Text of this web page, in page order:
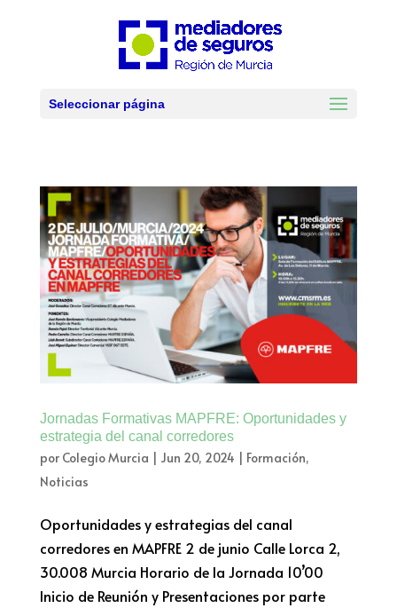
Seleccionar página
Jornadas Formativas MAPFRE: Oportunidades y
estrategia del canal corredores
por Colegio Murcia | Jun 20, 2024 | Formación,
Noticias
Oportunidades y estrategias del canal
corredores en MAPFRE 2 de junio Calle Lorca 2,
30.008 Murcia Horario de la Jornada 10’00
Inicio de Reunión y Presentaciones por parte